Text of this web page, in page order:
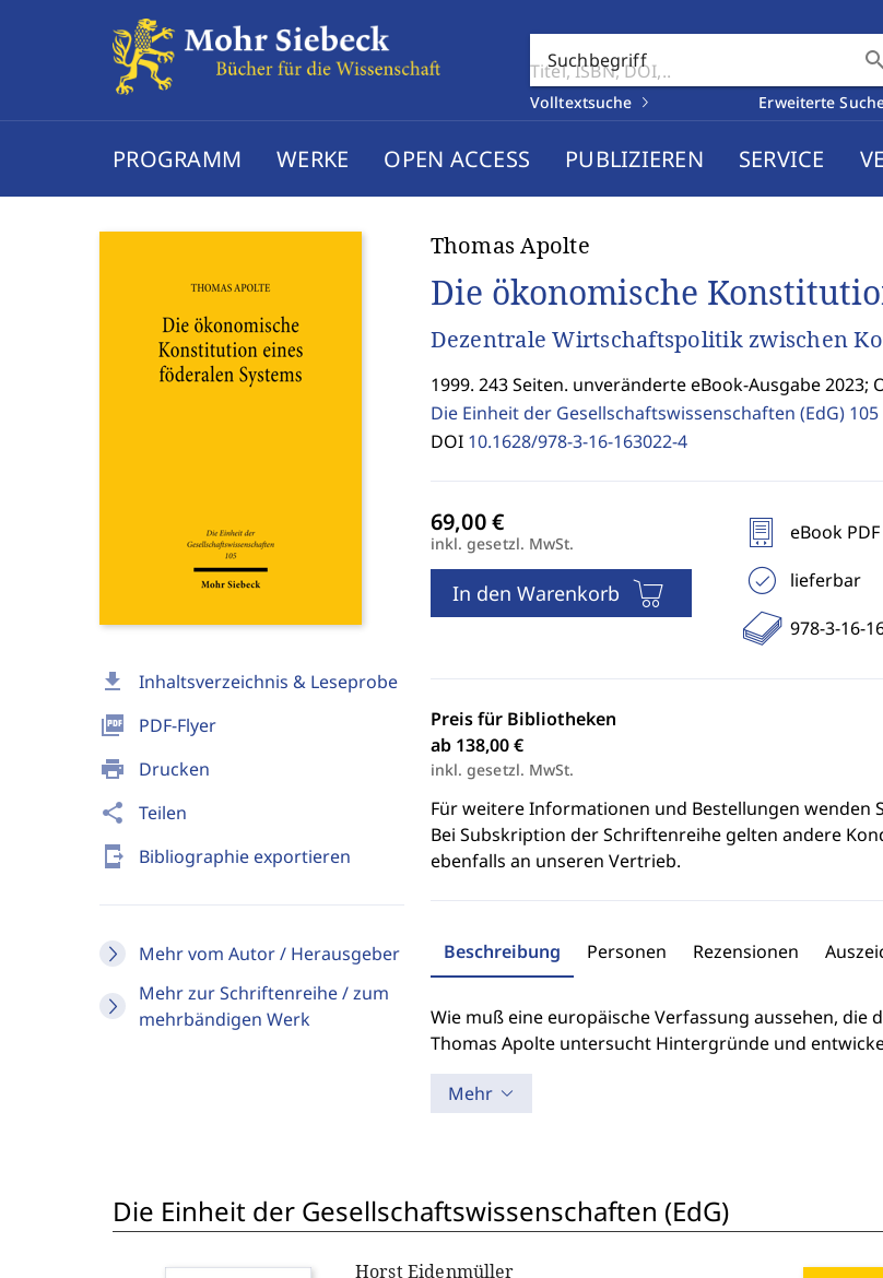
Suchbegriff search
Volltextsuche Erweiterte
PROGRAMM WERKE OPEN ACCESS PUBLIZIEREN SERVICE
download Inhaltsverzeichnis & Leseprobe
picture_as_pdf PDF-Flyer
print Drucken
share Teilen
send_to_mobile Bibliographie exportieren
Mehr vom Autor / Herausgeber
Mehr zur Schriftenreihe / zum
mehrbändigen Werk
Thomas Apolte
Die ökonomische
Dezentrale Wirtschaftspolitik zwischen
1999. 243 Seiten. unveränderte eBook-Ausgabe 2023;
Die Einheit der Gesellschaftswissenschaften (EdG) 105
DOI 10.1628/978-3-16-163022-4
inkl. gesetzl. MwSt.
In den Warenkorb
eBook PDF
lieferbar
978-3-16-
Preis für Bibliotheken
ab 138,00 €
inkl. gesetzl. MwSt.
Für weitere Informationen und Bestellungen wenden
Bei Subskription der Schriftenreihe gelten andere
ebenfalls an unseren Vertrieb.
Beschreibung Personen Rezensionen
Wie muß eine europäische Verfassung aussehen,
Thomas Apolte untersucht Hintergründe und
Mehr
Die Einheit der Gesellschaftswissenschaften (EdG)
Horst Eidenmüller